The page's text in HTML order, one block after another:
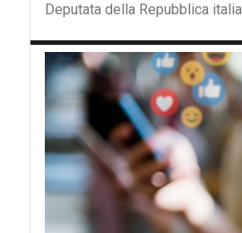
Deputata della Repubblica